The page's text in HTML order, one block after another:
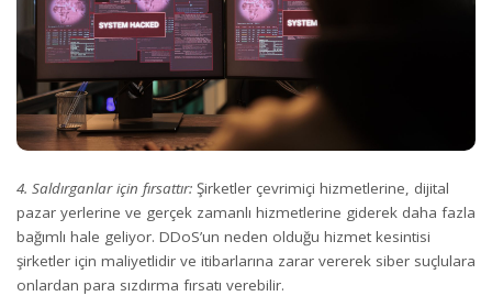
4. Saldırganlar için fırsattır: Şirketler çevrimiçi hizmetlerine, dijital
pazar yerlerine ve gerçek zamanlı hizmetlerine giderek daha fazla
bağımlı hale geliyor. DDoS’un neden olduğu hizmet kesintisi
şirketler için maliyetlidir ve itibarlarına zarar vererek siber suçlulara
onlardan para sızdırma fırsatı verebilir.